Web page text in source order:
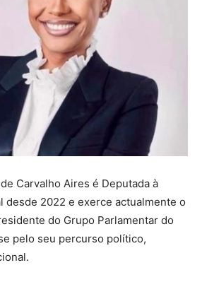
Carvalho Aires é Deputada à
desde 2022 e exerce actualmente o
do Grupo Parlamentar do
pelo seu percurso político,